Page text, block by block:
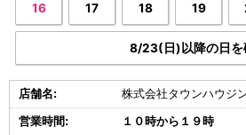
16 17 18 19
8/23(日)以降の日を
店舗名: 株式会社タウンハウジ
営業時間: １０時から１９時